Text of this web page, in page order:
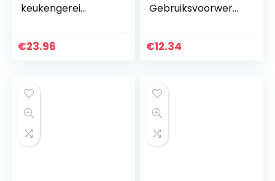
keukengerei
n houder kookgerei
€23.96
Gebruiksvoorwerp
Crock Plastic
€12.34